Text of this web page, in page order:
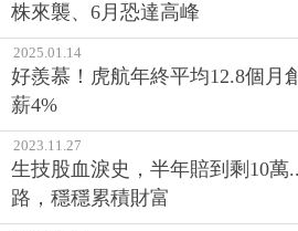
株來襲、6月恐達高峰
2025.01.14
好羨慕！虎航年終平均12.8個月
薪4%
2023.11.27
生技股血淚史，半年賠到剩10萬
路，穩穩累積財富